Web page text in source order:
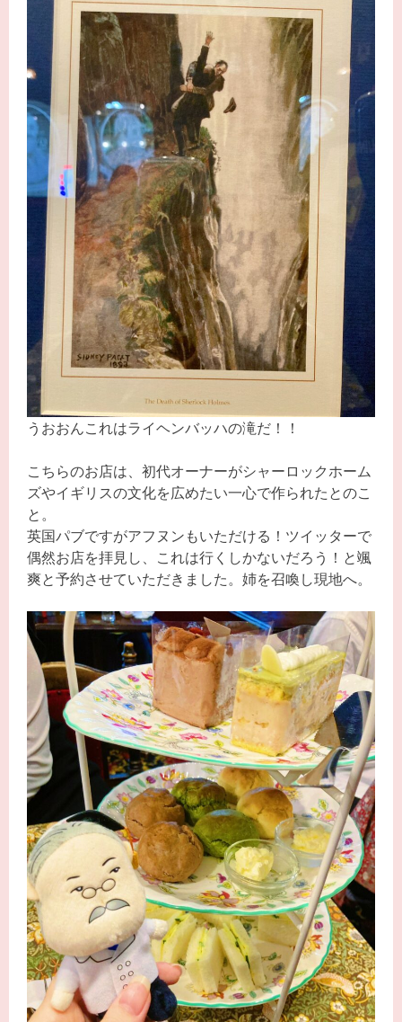
うおおんこれはライヘンバッハの滝だ！！
こちらのお店は、初代オーナーがシャーロックホーム
ズやイギリスの文化を広めたい一心で作られたとのこ
と。
英国パブですがアフヌンもいただける！ツイッターで
偶然お店を拝見し、これは行くしかないだろう！と颯
爽と予約させていただきました。姉を召喚し現地へ。